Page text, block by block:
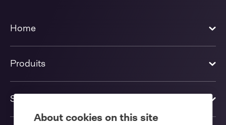
About cookies on this site
Home
Produits
Solutions